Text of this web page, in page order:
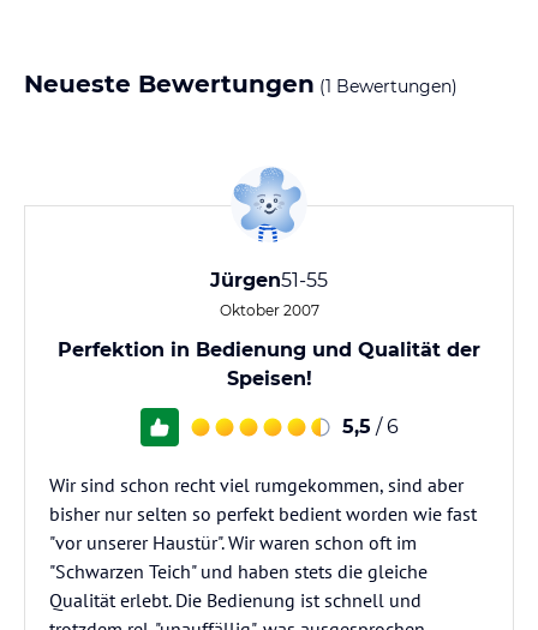
Neueste Bewertungen (1 Bewertungen)
Jürgen51-55
Oktober 2007
Perfektion in Bedienung und Qualität der
Speisen!
5,5 / 6
Wir sind schon recht viel rumgekommen, sind aber
bisher nur selten so perfekt bedient worden wie fast
"vor unserer Haustür". Wir waren schon oft im
"Schwarzen Teich" und haben stets die gleiche
Qualität erlebt. Die Bedienung ist schnell und